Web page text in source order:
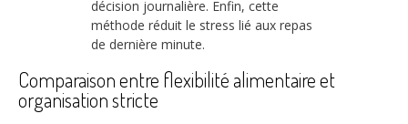
décision journalière. Enfin, cette
méthode réduit le stress lié aux repas
de dernière minute.
Comparaison entre flexibilité alimentaire et
organisation stricte